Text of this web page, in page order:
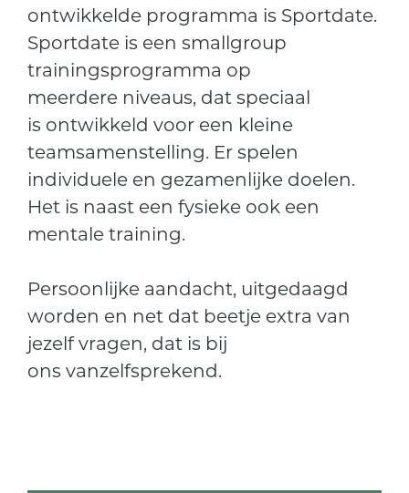
ontwikkelde programma is Sportdate.
Sportdate is een smallgroup
trainingsprogramma op
meerdere niveaus, dat speciaal
is ontwikkeld voor een kleine
teamsamenstelling. Er spelen
individuele en gezamenlijke doelen.
Het is naast een fysieke ook een
mentale training.
Persoonlijke aandacht, uitgedaagd
worden en net dat beetje extra van
jezelf vragen, dat is bij
ons vanzelfsprekend.